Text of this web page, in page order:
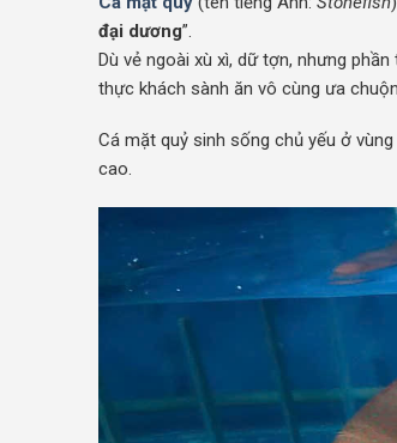
đại dương”.
Dù vẻ ngoài xù xì, dữ tợn, nhưng
thực khách sành ăn vô cùng ưa
Cá mặt quỷ sinh sống chủ yếu ở
cao.